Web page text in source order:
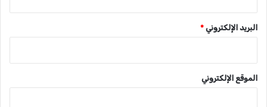
البريد الإلكتروني *
الموقع الإلكتروني